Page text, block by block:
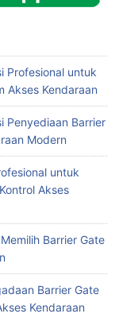
Profesional untuk
Akses Kendaraan
Penyediaan Barrier
Modern
untuk
Akses
Barrier Gate
Barrier Gate
Kendaraan